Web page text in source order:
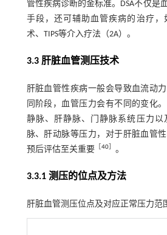
管性疾病诊断的金标准。DSA不仅是
手段，还可辅助血管疾病的治疗，
术、TIPS等介入疗法（2A）。
3.3 肝脏血管测压技术
肝脏血管性疾病一般会导致血流动
同阶段，血管压力会有不同的变化
静脉、肝静脉、门静脉系统压力以
脉、肝动脉等压力，对于肝脏血管
预后评估至关重要
40］ 。
3.3.1 测压的位点及方法
肝脏血管测压位点及对应正常压力范